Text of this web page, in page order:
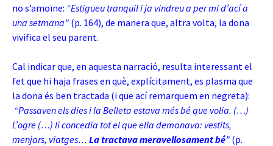
no s’amoïne: “Estigueu tranquil i ja vindreu a per mi d’ací a
una setmana” (p. 164), de manera que, altra volta, la dona
vivifica el seu parent.
Cal indicar que, en aquesta narració, resulta interessant el
fet que hi haja frases en què, explícitament, es plasma que
la dona és ben tractada (i que ací remarquem en negreta):
“Passaven els dies i la Belleta estava més bé que volia. (…)
L’ogre (…) li concedia tot el que ella demanava: vestits,
menjars, viatges… La tractava meravellosament bé” (p.